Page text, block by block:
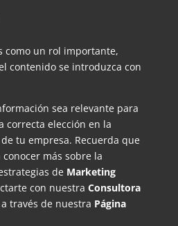
como un rol importante,
contenido se introduzca con
sea relevante para
correcta elección en la
tu empresa. Recuerda que
más sobre la
de Marketing
con nuestra Consultora
través de nuestra Página